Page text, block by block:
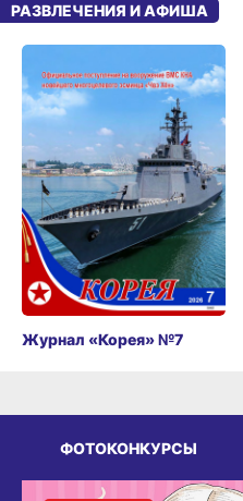
РАЗВЛЕЧЕНИЯ И АФИША
Журнал «Корея» №7
ФОТОКОНКУРСЫ